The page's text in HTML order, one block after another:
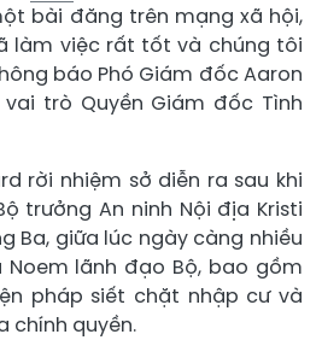
bài đăng trên mạng xã hội,
làm việc rất tốt và chúng tôi
báo Phó Giám đốc Aaron
trò Quyền Giám đốc Tình
rời nhiệm sở diễn ra sau khi
trưởng An ninh Nội địa Kristi
Ba, giữa lúc ngày càng nhiều
lãnh đạo Bộ, bao gồm
pháp siết chặt nhập cư và
chính quyền.